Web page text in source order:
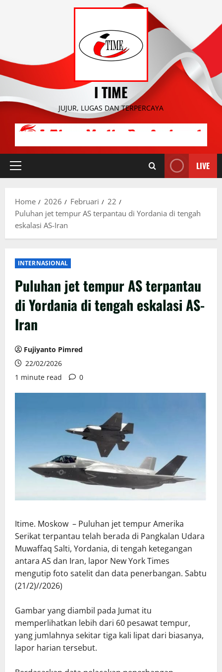
I TIME
JUJUR, LUGAS DAN TERPERCAYA
Primary
LIVE
Home 2026 Februari
22
Puluhan jet tempur AS terpantau di Yordania di tengah
eskalasi AS-Iran
INTERNASIONAL
Puluhan jet tempur AS terpantau
di Yordania di tengah eskalasi AS-
Iran
Fujiyanto Pimred
22/02/2026
1 minute read
0
Itime. Moskow – Puluhan jet tempur Amerika
Serikat terpantau telah berada di Pangkalan Udara
Muwaffaq Salti, Yordania, di tengah ketegangan
antara AS dan Iran, lapor New York Times
mengutip foto satelit dan data penerbangan. Sabtu
(21/2)//2026)
Gambar yang diambil pada Jumat itu
memperlihatkan lebih dari 60 pesawat tempur,
yang jumlahnya sekitar tiga kali lipat dari biasanya,
lapor harian tersebut.